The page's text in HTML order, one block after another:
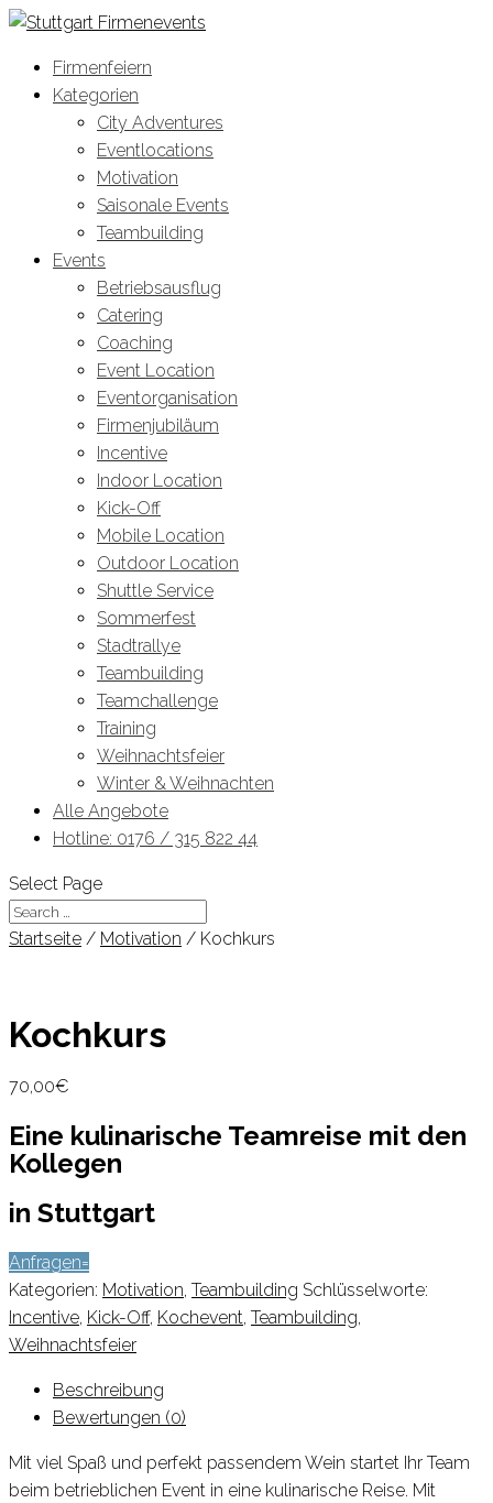
Firmenfeiern
Kategorien
City Adventures
Eventlocations
Motivation
Saisonale Events
Teambuilding
Events
Betriebsausflug
Catering
Coaching
Event Location
Eventorganisation
Firmenjubiläum
Incentive
Indoor Location
Kick-Off
Mobile Location
Outdoor Location
Shuttle Service
Sommerfest
Stadtrallye
Teambuilding
Teamchallenge
Training
Weihnachtsfeier
Winter & Weihnachten
Alle Angebote
Hotline: 0176 / 315 822 44
Select Page
Startseite / Motivation / Kochkurs
Kochkurs
70,00€
Eine kulinarische Teamreise mit den
Kollegen
in Stuttgart
Anfragen
Kategorien: Motivation, Teambuilding Schlüsselworte:
Incentive, Kick-Off, Kochevent, Teambuilding,
Weihnachtsfeier
Beschreibung
Bewertungen (0)
Mit viel Spaß und perfekt passendem Wein startet Ihr Team
beim betrieblichen Event in eine kulinarische Reise. Mit